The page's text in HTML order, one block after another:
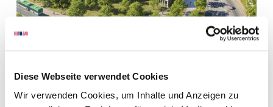
Diese Webseite verwendet Cookies
Wir verwenden Cookies, um Inhalte und Anzeigen zu